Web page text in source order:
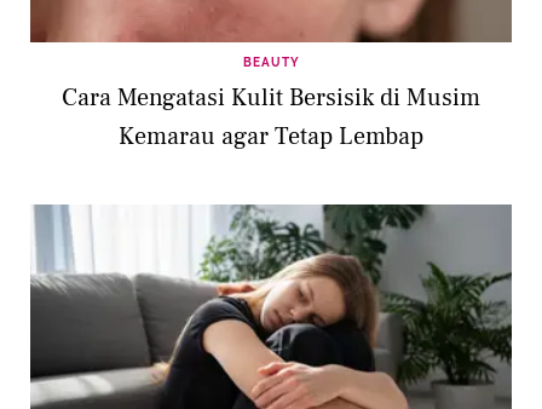
BEAUTY
Cara Mengatasi Kulit Bersisik di Musim
Kemarau agar Tetap Lembap